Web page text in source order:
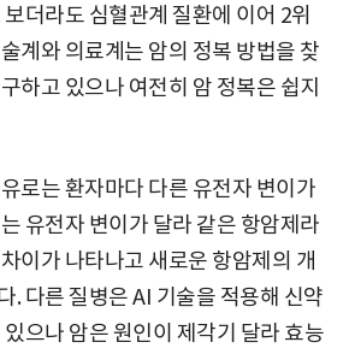
더라도 심혈관계 질환에 이어 2위
계와 의료계는 암의 정복 방법을 찾
하고 있으나 여전히 암 정복은 쉽지
로는 환자마다 다른 유전자 변이가
유전자 변이가 달라 같은 항암제라
이가 나타나고 새로운 항암제의 개
. 다른 질병은 AI 기술을 적용해 신약
으나 암은 원인이 제각기 달라 효능